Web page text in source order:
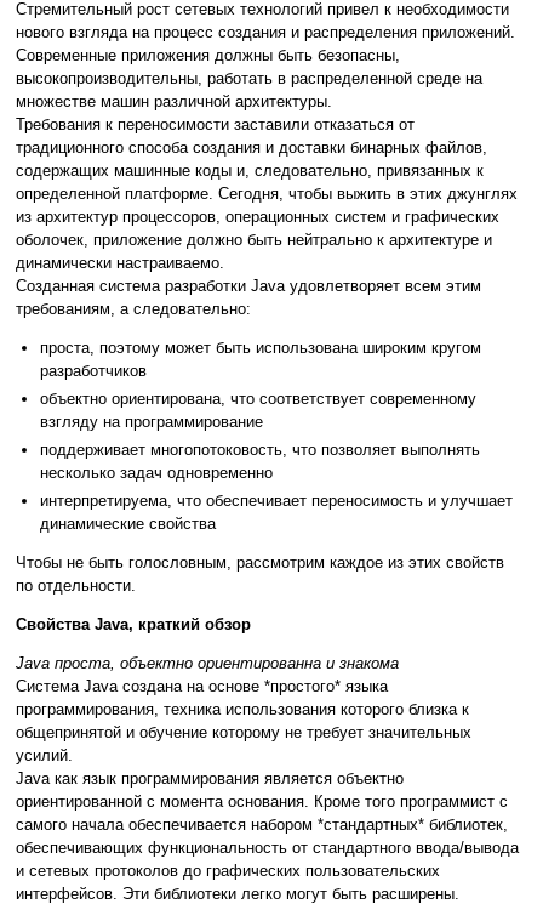
Стремительный рост сетевых технологий привел к необходимости
нового взгляда на процесс создания и распределения приложений.
Современные приложения должны быть безопасны,
высокопроизводительны, работать в распределенной среде на
множестве машин различной архитектуры.
Требования к переносимости заставили отказаться от
традиционного способа создания и доставки бинарных файлов,
содержащих машинные коды и, следовательно, привязанных к
определенной платформе. Сегодня, чтобы выжить в этих джунглях
из архитектур процессоров, операционных систем и графических
оболочек, приложение должно быть нейтрально к архитектуре и
динамически настраиваемо.
Созданная система разработки Java удовлетворяет всем этим
требованиям, а следовательно:
проста, поэтому может быть использована широким кругом
разработчиков
объектно ориентирована, что соответствует современному
взгляду на программирование
поддерживает многопотоковость, что позволяет выполнять
несколько задач одновременно
интерпретируема, что обеспечивает переносимость и улучшает
динамические свойства
Чтобы не быть голословным, рассмотрим каждое из этих свойств
по отдельности.
Свойства Java, краткий обзор
Java проста, объектно ориентированна и знакома
Система Java создана на основе *простого* языка
программирования, техника использования которого близка к
общепринятой и обучение которому не требует значительных
усилий.
Java как язык программирования является объектно
ориентированной с момента основания. Кроме того программист с
самого начала обеспечивается набором *стандартных* библиотек,
обеспечивающих функциональность от стандартного ввода/вывода
и сетевых протоколов до графических пользовательских
интерфейсов. Эти библиотеки легко могут быть расширены.